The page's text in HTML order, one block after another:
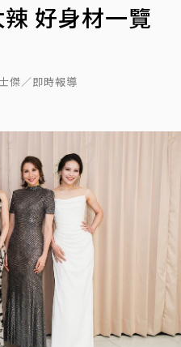
好身材一覽
傑／即時報導